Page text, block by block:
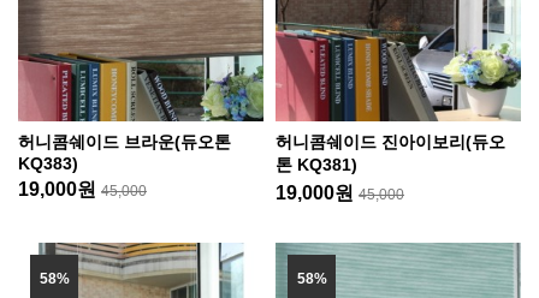
허니콤쉐이드 브라운(듀오톤
KQ383)
19,000원 45,000
허니콤쉐이드 진아이보리(듀오
톤 KQ381)
19,000원 45,000
58% 58%